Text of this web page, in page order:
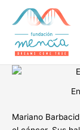
contenido
Mariano